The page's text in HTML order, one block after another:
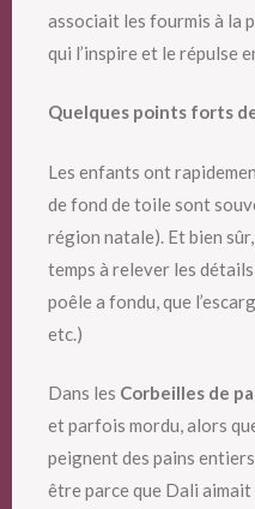
associait les fourmis à la
qui l’inspire et le répulse
Quelques points forts
Les enfants ont
de fond de toile sont
région natale). Et bien
temps à relever les
poêle a fondu, que
etc.)
Dans les Corbeilles de
et parfois mordu, alors
peignent des pains
être parce que Dali